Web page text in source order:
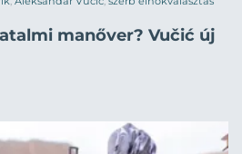
manőver? Vučić új